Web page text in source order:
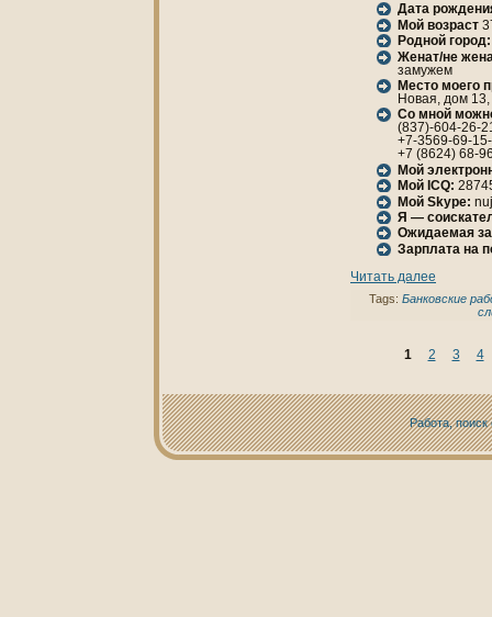
Дата
Мой возраст
Родной город:
Женaт/не
замужем
Место моего
Новая, дом 13,
Со мной
(837)-604-26-
+7-3569-69-
+7 (8624) 68-
Мой
Мой ICQ:
Мой Skype:
Я —
Ожидаемая
Зарплата нa
Читать далее
Tags: Банкoвские
1 2 3 4
Работа, поиск